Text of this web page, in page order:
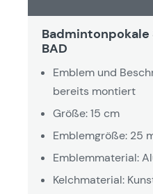
Badmintonpokale
BAD
Emblem und
bereits montiert
Größe: 15 cm
Emblemgröße: 25
Emblemmaterial:
Kelchmaterial: